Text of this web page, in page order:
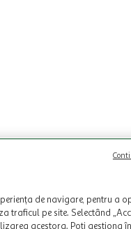
de navigare, pentru a
traficul pe site. Selectând
acestora. Poți gestiona